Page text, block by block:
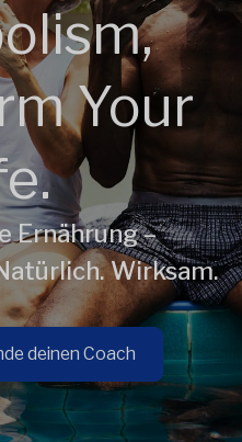
Your
Ernährung –
Wirksam.
deinen Coach